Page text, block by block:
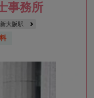
事務所
新大阪駅